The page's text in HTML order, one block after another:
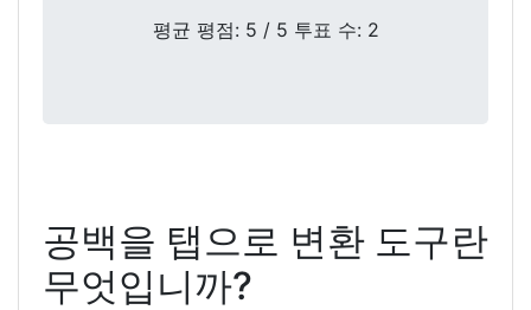
평균 평점: 5 / 5 투표 수: 2
공백을 탭으로 변환 도구란
무엇입니까?